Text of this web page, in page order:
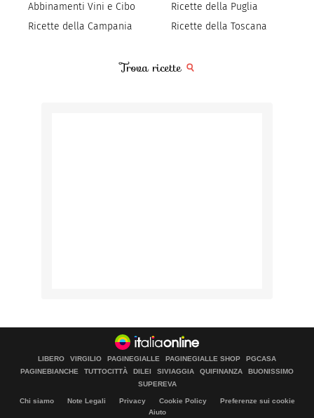
Abbinamenti Vini e Cibo
Ricette della Campania
Ricette della Puglia
Ricette della Toscana
Trova ricette
LIBERO VIRGILIO PAGINEGIALLE PAGINEGIALLE SHOP
PGCASA
PAGINEBIANCHE
TUTTOCITTÀ DILEI SIVIAGGIA QUIFINANZA
BUONISSIMO
SUPEREVA
Chi siamo Note Legali Privacy Cookie Policy
Preferenze sui cookie
Aiuto